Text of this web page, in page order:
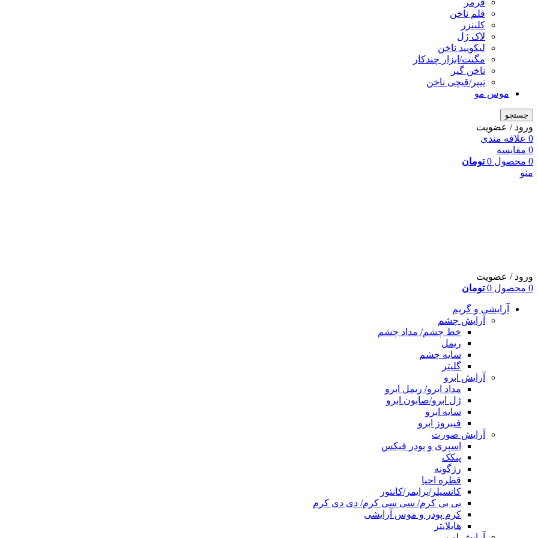
فرمر
قلم ناخن
کلینزر
لاک ژل
لیکوييد ناخن
مگنت/ابزار چندکار
ناخن گیر
نیپر/قیچی ناخن
موس مو
جستجو
ورود / عضویت
0 علاقه مندی
0 مقایسه
0 محصول 0 تومان
منو
ورود / عضویت
0 محصول 0 تومان
آرایشی و گریم
آرایش چشم
خط چشم/ مداد چشم
ریمل
سایه چشم
گلیتر
آرایش ابرو
مداد ابرو/ ریمل ابرو
ژل ابرو/صابون ابرو
سایه ابرو
فیبروز ابرو
آرایش صورت
اسپری و پودر فیکس
پنکک
رژگونه
قطره احیا
کانسیلر/پرایمر/کانتور
بی بی کرم/ سی سی کرم/ دی دی کرم
کرم پودر و موس آرایشی
هایلایتر